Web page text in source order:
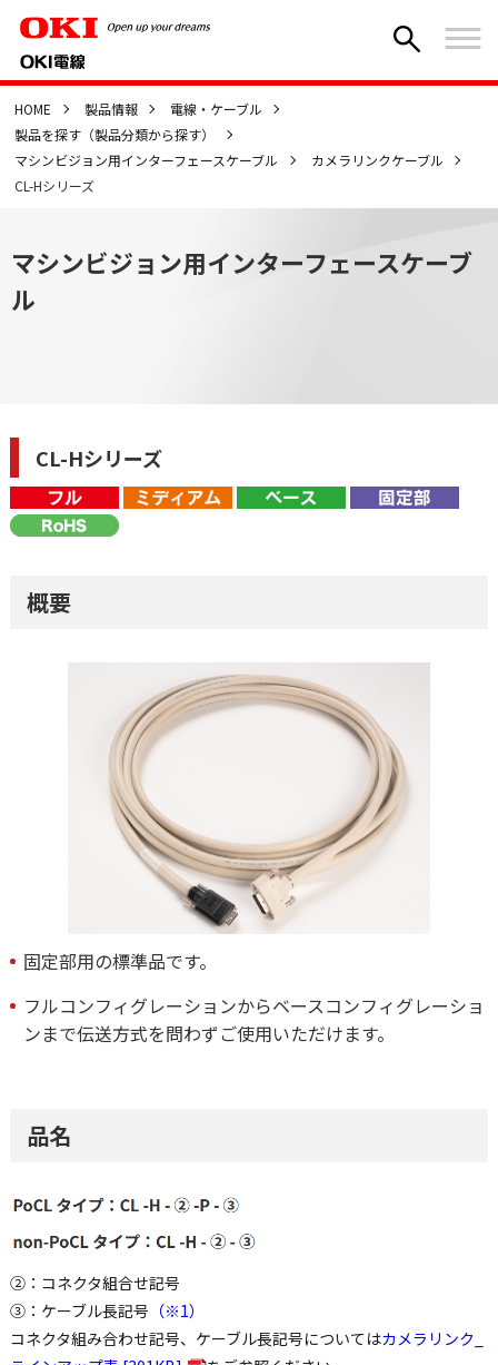
HOME 製品情報
電線・ケーブル
製品を探す（製品分類から探す）
マシンビジョン用インターフェースケーブル
カメラリンクケーブル
CL-Hシリーズ
マシンビジョン用インターフェースケーブ
ル
CL-Hシリーズ
概要
固定部用の標準品です。
フルコンフィグレーションからベースコンフィグレーショ
ンまで伝送方式を問わずご使用いただけます。
品名
②：コネクタ組合せ記号
③：ケーブル長記号 （※1）
コネクタ組み合わせ記号、ケーブル長記号についてはカメラリンク_